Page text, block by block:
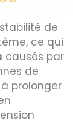
de
ce qui
causés par
de
prolonger